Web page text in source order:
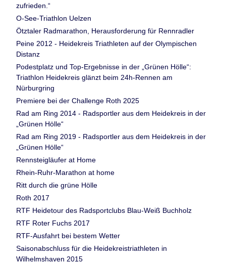
zufrieden.“
O-See-Triathlon Uelzen
Ötztaler Radmarathon, Herausforderung für Rennradler
Peine 2012 - Heidekreis Triathleten auf der Olympischen
Distanz
Podestplatz und Top-Ergebnisse in der „Grünen Hölle“:
Triathlon Heidekreis glänzt beim 24h-Rennen am
Nürburgring
Premiere bei der Challenge Roth 2025
Rad am Ring 2014 - Radsportler aus dem Heidekreis in der
„Grünen Hölle“
Rad am Ring 2019 - Radsportler aus dem Heidekreis in der
„Grünen Hölle“
Rennsteigläufer at Home
Rhein-Ruhr-Marathon at home
Ritt durch die grüne Hölle
Roth 2017
RTF Heidetour des Radsportclubs Blau-Weiß Buchholz
RTF Roter Fuchs 2017
RTF-Ausfahrt bei bestem Wetter
Saisonabschluss für die Heidekreistriathleten in
Wilhelmshaven 2015